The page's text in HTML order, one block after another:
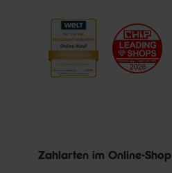
Zahlarten im Online-Shop